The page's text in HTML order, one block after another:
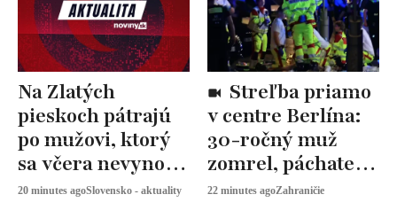
Na Zlatých
pieskoch pátrajú
po mužovi, ktorý
sa včera nevynoril
z vody
20 minutes agoSlovensko - aktuality
v centre Berlína:
30-ročný muž
zomrel, páchatelia
sú na úteku
22 minutes agoZahraničie